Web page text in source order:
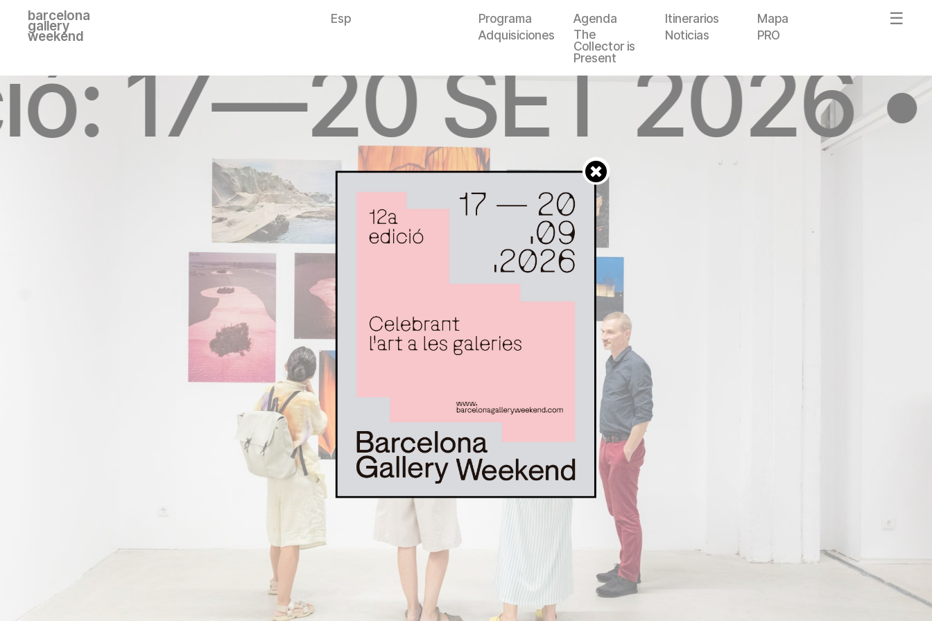
barcelona
gallery
weekend
Esp Programa Agenda Itinerarios
Mapa
Adquisiciones
The
Collector is
Present
Noticias PRO
17—20 SET 2026 •